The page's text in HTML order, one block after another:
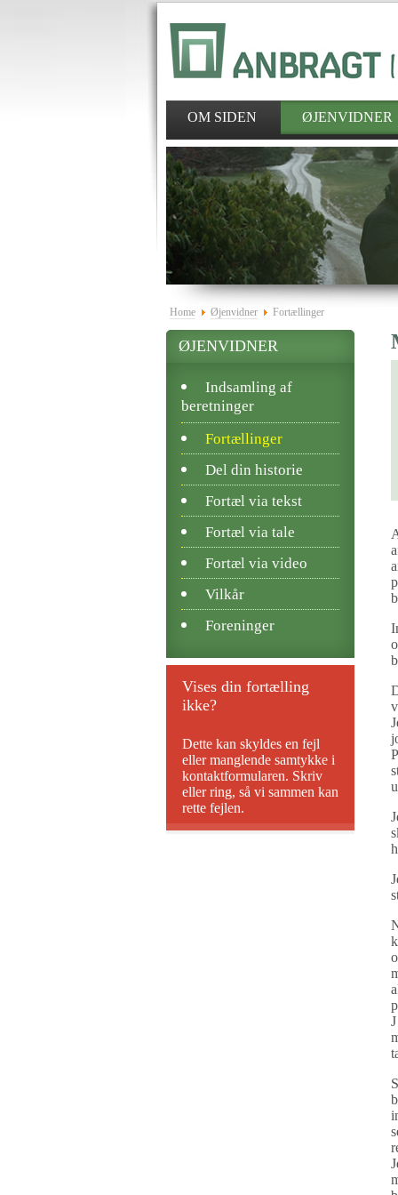
OM SIDEN ØJENVIDNER
Home Øjenvidner Fortællinger
ØJENVIDNER
Indsamling af
beretninger
Fortællinger
Del din historie
Fortæl via tekst
Fortæl via tale
Fortæl via video
Vilkår
Foreninger
Vises din fortælling
ikke?
Dette kan skyldes en fejl
eller manglende samtykke i
kontaktformularen. Skriv
eller ring, så vi sammen kan
rette fejlen.